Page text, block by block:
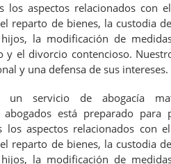
los aspectos relacionados con
reparto de bienes, la custodia
la modificación de
el divorcio contencioso.
y una defensa de sus intereses.
un servicio de abogacía
está preparado para
aspectos relacionados con
reparto de bienes, la custodia
la modificación de